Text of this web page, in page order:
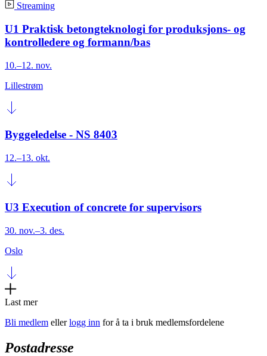
Streaming
U1 Praktisk betongteknologi for produksjons- og
kontrolledere og formann/bas
10.–12. nov.
Lillestrøm
Byggeledelse - NS 8403
12.–13. okt.
U3 Execution of concrete for supervisors
30. nov.–3. des.
Oslo
Last mer
Bli medlem ellerlogg inn for å ta i bruk medlemsfordelene
Postadresse